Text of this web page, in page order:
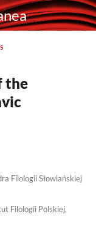
the
Filologii Słowiańskiej
Filologii Polskiej,